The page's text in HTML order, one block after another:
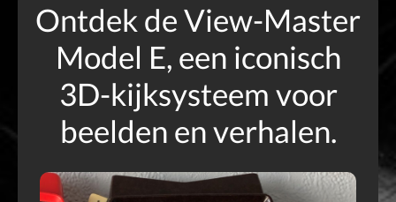
Ontdek de View-Master
Model E, een iconisch
3D-kijksysteem voor
beelden en verhalen.